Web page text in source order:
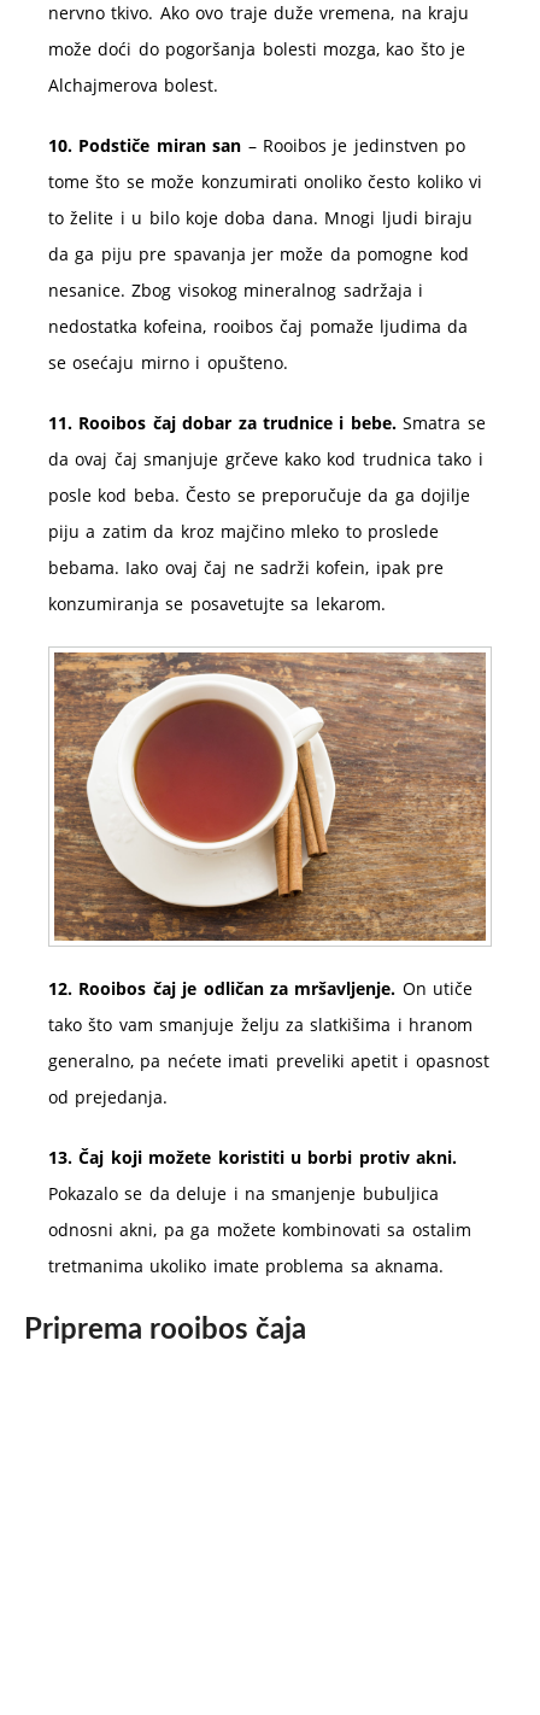
nervno tkivo. Ako ovo traje duže vremena, na kraju
može doći do pogoršanja bolesti mozga, kao što je
Alchajmerova bolest.
10. Podstiče miran san – Rooibos je jedinstven po
tome što se može konzumirati onoliko često koliko vi
to želite i u bilo koje doba dana. Mnogi ljudi biraju
da ga piju pre spavanja jer može da pomogne kod
nesanice. Zbog visokog mineralnog sadržaja i
nedostatka kofeina, rooibos čaj pomaže ljudima da
se osećaju mirno i opušteno.
11. Rooibos čaj dobar za trudnice i bebe.Smatra se
da ovaj čaj smanjuje grčeve kako kod trudnica tako i
posle kod beba. Često se preporučuje da ga dojilje
piju a zatim da kroz majčino mleko to proslede
bebama. Iako ovaj čaj ne sadrži kofein, ipak pre
konzumiranja se posavetujte sa lekarom.
12. Rooibos čaj je odličan za mršavljenje. On utiče
tako što vam smanjuje želju za slatkišima i hranom
generalno, pa nećete imati preveliki apetit i opasnost
od prejedanja.
13. Čaj koji možete koristiti u borbi protiv akni.
Pokazalo se da deluje i na smanjenje bubuljica
odnosni akni, pa ga možete kombinovati sa ostalim
tretmanima ukoliko imate problema sa aknama.
Priprema rooibos čaja